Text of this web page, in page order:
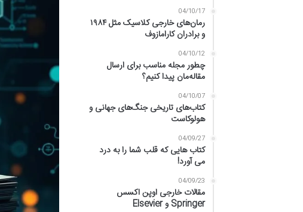
04/10/17
رمان‌های خارجی کلاسیک مثل ۱۹۸۴
و برادران کارامازوف
04/10/12
چطور مجله مناسب برای ارسال
مقاله‌مان پیدا کنیم؟
04/10/07
کتاب‌های تاریخی جنگ‌های جهانی و
هولوکاست
04/09/27
کتاب هایی که قلب شما را به درد
می آورد!
04/09/23
مقالات خارجی اوپن اکسس
Springer و Elsevier